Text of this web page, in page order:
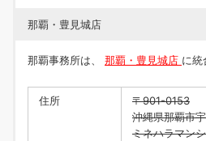
那覇・豊見城店
那覇事務所は、 那覇・豊見城店 に統
住所
〒901-0153
沖縄県那覇市
ミネハラマン